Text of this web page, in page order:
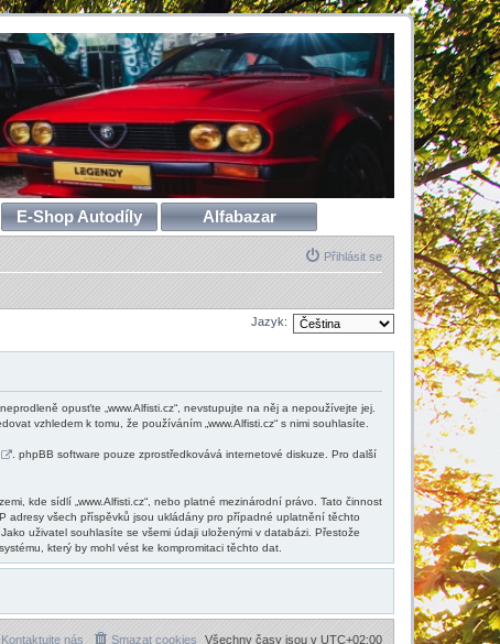
E-Shop Autodíly Alfabazar
Přihlásit se
Jazyk:
opusťte „www.Alfisti.cz“, nevstupujte na něj a nepoužívejte jej.
vzhledem k tomu, že používáním „www.Alfisti.cz“ s nimi souhlasíte.
. phpBB software pouze zprostředkovává internetové diskuze. Pro další
kde sídlí „www.Alfisti.cz“, nebo platné mezinárodní právo. Tato činnost
adresy všech příspěvků jsou ukládány pro případné uplatnění těchto
uživatel souhlasíte se všemi údaji uloženými v databázi. Přestože
který by mohl vést ke kompromitaci těchto dat.
Všechny časy jsou v UTC+02:00
Smazat cookies
Kontaktujte nás